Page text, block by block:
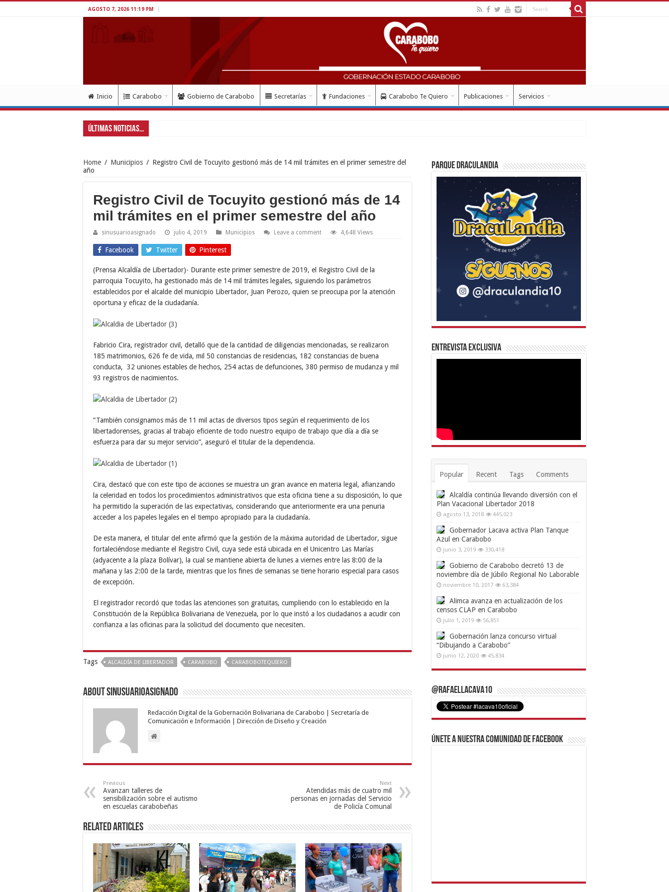
AGOSTO 7, 2026 11:19 PM
Inicio Carabobo Gobierno de Carabobo Secretarías Fundaciones Carabobo Te Quiero Publicaciones Servicios
Últimas Noticias...
Home / Municipios / Registro Civil de Tocuyito gestionó más de 14 mil trámites en el primer semestre del
año
Registro Civil de Tocuyito gestionó más de 14
mil trámites en el primer semestre del año
sinusuarioasignado julio 4, 2019 Municipios Leave a comment 4,648 Views
Facebook Twitter Pinterest
(Prensa Alcaldía de Libertador)- Durante este primer semestre de 2019, el Registro Civil de la
parroquia Tocuyito, ha gestionado más de 14 mil trámites legales, siguiendo los parámetros
establecidos por el alcalde del municipio Libertador, Juan Perozo, quien se preocupa por la atención
oportuna y eficaz de la ciudadanía.
Fabricio Cira, registrador civil, detalló que de la cantidad de diligencias mencionadas, se realizaron
185 matrimonios, 626 fe de vida, mil 50 constancias de residencias, 182 constancias de buena
conducta, 32 uniones estables de hechos, 254 actas de defunciones, 380 permiso de mudanza y mil
93 registros de nacimientos.
“También consignamos más de 11 mil actas de diversos tipos según el requerimiento de los
libertadorenses, gracias al trabajo eficiente de todo nuestro equipo de trabajo que día a día se
esfuerza para dar su mejor servicio”, aseguró el titular de la dependencia.
Cira, destacó que con este tipo de acciones se muestra un gran avance en materia legal, afianzando
la celeridad en todos los procedimientos administrativos que esta oficina tiene a su disposición, lo que
ha permitido la superación de las expectativas, considerando que anteriormente era una penuria
acceder a los papeles legales en el tiempo apropiado para la ciudadanía.
De esta manera, el titular del ente afirmó que la gestión de la máxima autoridad de Libertador, sigue
fortaleciéndose mediante el Registro Civil, cuya sede está ubicada en el Unicentro Las Marías
(adyacente a la plaza Bolívar), la cual se mantiene abierta de lunes a viernes entre las 8:00 de la
mañana y las 2:00 de la tarde, mientras que los fines de semanas se tiene horario especial para casos
de excepción.
El registrador recordó que todas las atenciones son gratuitas, cumpliendo con lo establecido en la
Constitución de la República Bolivariana de Venezuela, por lo que instó a los ciudadanos a acudir con
confianza a las oficinas para la solicitud del documento que necesiten.
Tags ALCALDÍA DE LIBERTADOR CARABOBO CARABOBOTEQUIERO
About sinusuarioasignado
Redacción Digital de la Gobernación Bolivariana de Carabobo | Secretaría de
Comunicación e Información | Dirección de Diseño y Creación
Previous
Avanzan talleres de
sensibilización sobre el autismo
en escuelas carabobeñas
Next
Atendidas más de cuatro mil
personas en jornadas del Servicio
de Policía Comunal
Related Articles
Parque Draculandia
Entrevista Exclusiva
Popular Recent Tags Comments
Alcaldía continúa llevando diversión con el
Plan Vacacional Libertador 2018
agosto 13, 2018 445,023
Gobernador Lacava activa Plan Tanque
Azul en Carabobo
junio 3, 2019 330,418
Gobierno de Carabobo decretó 13 de
noviembre día de Júbilo Regional No Laborable
noviembre 10, 2017 63,384
Alimca avanza en actualización de los
censos CLAP en Carabobo
julio 1, 2019 56,851
Gobernación lanza concurso virtual
“Dibujando a Carabobo”
junio 12, 2020 45,834
@RafaelLacava10
Únete a nuestra comunidad de Facebook